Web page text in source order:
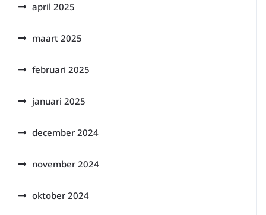
april 2025
maart 2025
februari 2025
januari 2025
december 2024
november 2024
oktober 2024